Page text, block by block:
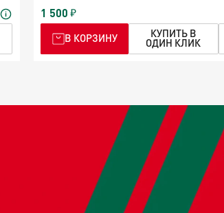
1 500
В КОРЗИНУ
КУПИТЬ В
ОДИН КЛИК